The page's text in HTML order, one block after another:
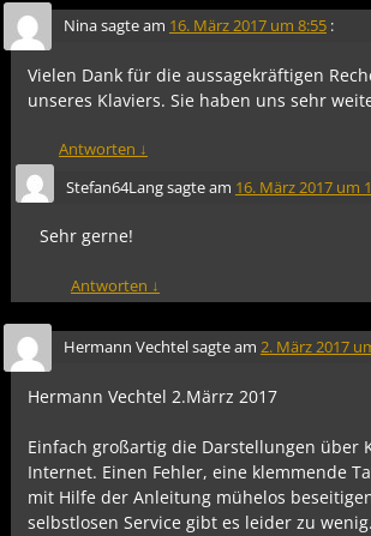
Ninasagte am 16. März 2017 um 8:55 :
Vielen Dank für die aussagekräftigen
unseres Klaviers. Sie haben uns sehr
Antworten ↓
Stefan64Langsagte am 16. März 2017 um
Sehr gerne!
Antworten ↓
Hermann Vechtelsagte am 2. März 2017
Hermann Vechtel 2.Märrz 2017
Einfach großartig die Darstellungen über
Internet. Einen Fehler, eine klemmende
mit Hilfe der Anleitung mühelos
selbstlosen Service gibt es leider zu wenig.